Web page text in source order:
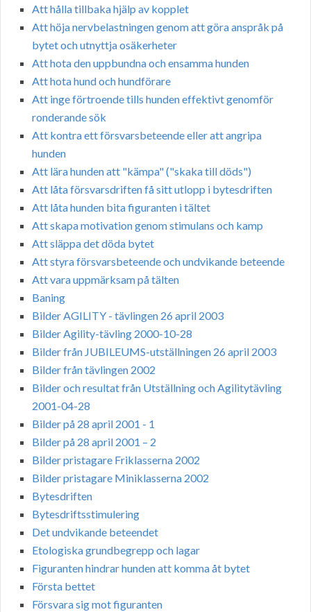
Att hålla tillbaka hjälp av kopplet
Att höja nervbelastningen genom att göra anspråk på
bytet och utnyttja osäkerheter
Att hota den uppbundna och ensamma hunden
Att hota hund och hundförare
Att inge förtroende tills hunden effektivt genomför
ronderande sök
Att kontra ett försvarsbeteende eller att angripa
hunden
Att lära hunden att "kämpa" ("skaka till döds")
Att låta försvarsdriften få sitt utlopp i bytesdriften
Att låta hunden bita figuranten i tältet
Att skapa motivation genom stimulans och kamp
Att släppa det döda bytet
Att styra försvarsbeteende och undvikande beteende
Att vara uppmärksam på tälten
Baning
Bilder AGILITY - tävlingen 26 april 2003
Bilder Agility-tävling 2000-10-28
Bilder från JUBILEUMS-utställningen 26 april 2003
Bilder från tävlingen 2002
Bilder och resultat från Utställning och Agilitytävling
2001-04-28
Bilder på 28 april 2001 - 1
Bilder på 28 april 2001 – 2
Bilder pristagare Friklasserna 2002
Bilder pristagare Miniklasserna 2002
Bytesdriften
Bytesdriftsstimulering
Det undvikande beteendet
Etologiska grundbegrepp och lagar
Figuranten hindrar hunden att komma åt bytet
Första bettet
Försvara sig mot figuranten